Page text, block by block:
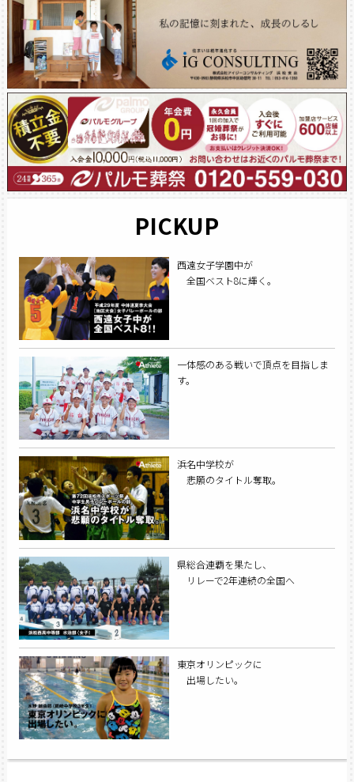
PICKUP
西遠女子学園中が
全国ベスト8に輝く。
一体感のある戦いで頂点を目指しま
す。
浜名中学校が
悲願のタイトル奪取。
県総合連覇を果たし、
リレーで2年連続の全国へ
東京オリンピックに
出場したい。